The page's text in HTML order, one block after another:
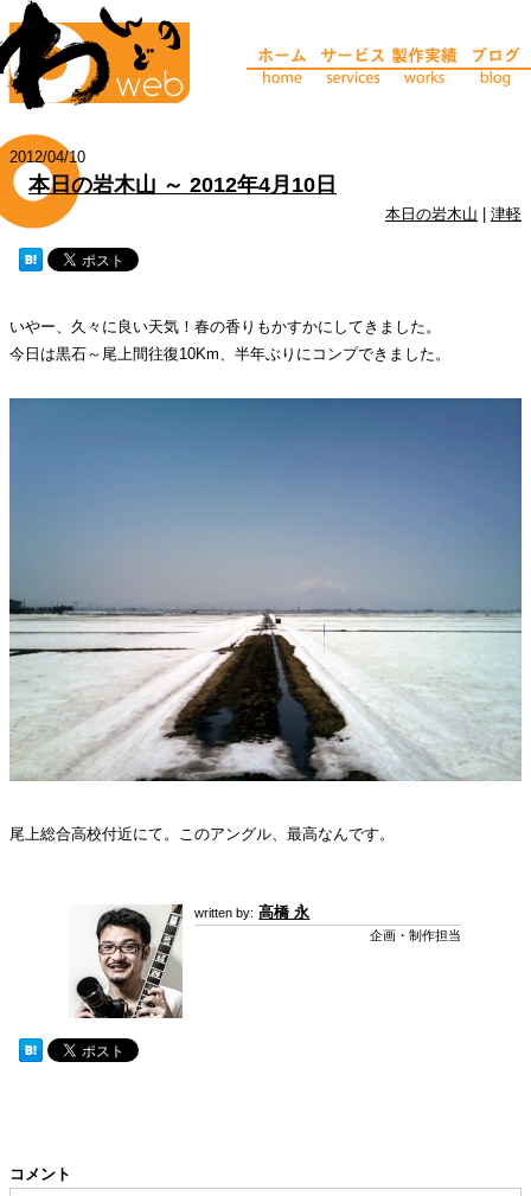
2012/04/10
本日の岩木山 ～ 2012年4月10日
本日の岩木山 津軽
いやー、久々に良い天気！春の香りもかすかにしてきました。
今日は黒石～尾上間往復10Km、半年ぶりにコンプできました。
尾上総合高校付近にて。このアングル、最高なんです。
高橋 永
企画・制作担当
コメント